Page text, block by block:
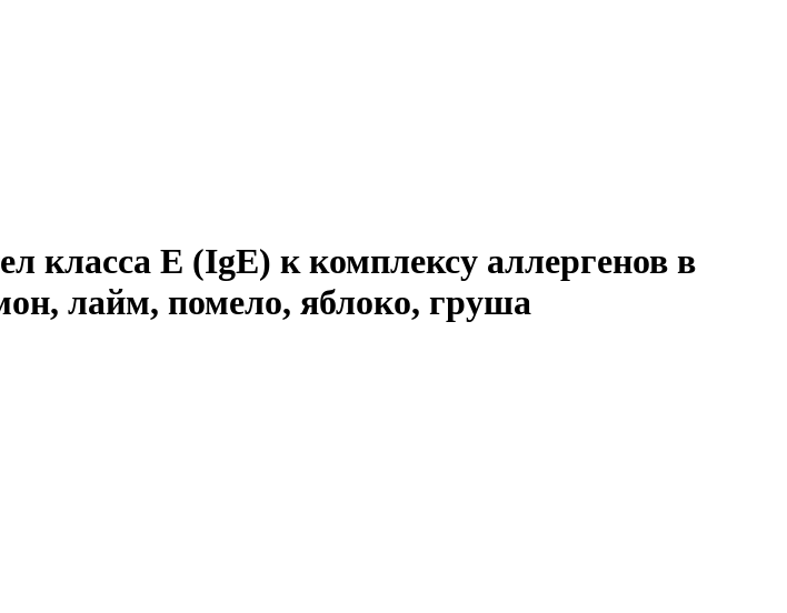
класса E (IgE) к комплексу аллергенов в
лайм, помело, яблоко, груша